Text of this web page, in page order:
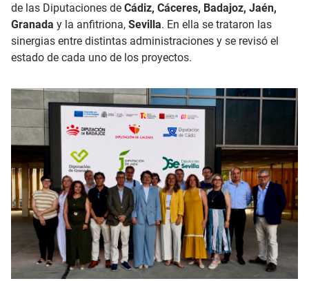
de las Diputaciones de Cádiz, Cáceres, Badajoz, Jaén,
Granada y la anfitriona, Sevilla. En ella se trataron las
sinergias entre distintas administraciones y se revisó el
estado de cada uno de los proyectos.